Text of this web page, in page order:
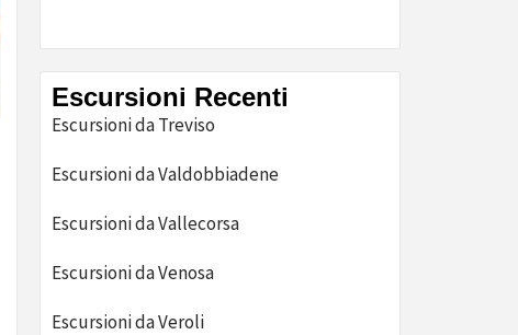
Escursioni Recenti
Escursioni da Treviso
Escursioni da Valdobbiadene
Escursioni da Vallecorsa
Escursioni da Venosa
Escursioni da Veroli